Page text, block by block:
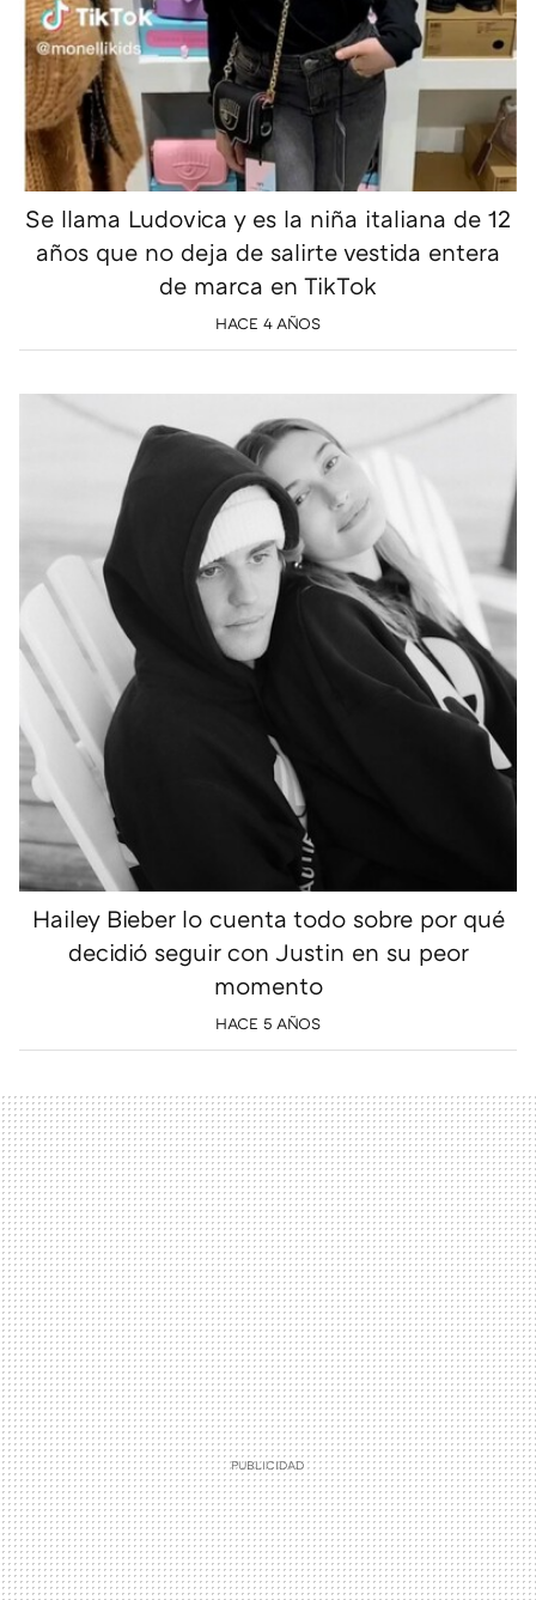
Se llama Ludovica y es la niña italiana de 12
años que no deja de salirte vestida entera
de marca en TikTok
HACE 4 AÑOS
Hailey Bieber lo cuenta todo sobre por qué
decidió seguir con Justin en su peor
momento
HACE 5 AÑOS